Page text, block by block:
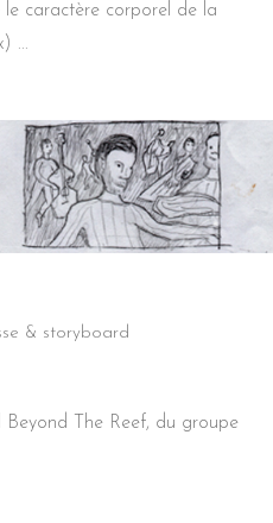
caractère corporel de la
& storyboard
The Reef, du groupe